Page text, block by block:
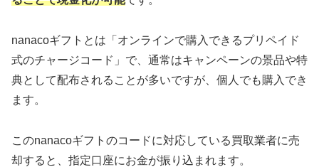
nanacoギフトとは「オンラインで購入できるプリペイド
式のチャージコード」で、通常はキャンペーンの景品や特
典として配布されることが多いですが、個人でも購入でき
ます。
このnanacoギフトのコードに対応している買取業者に売
却すると、指定口座にお金が振り込まれます。